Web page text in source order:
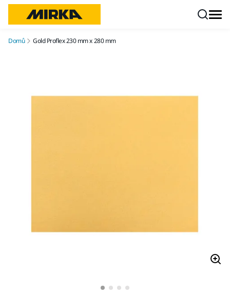
Domů Gold Proflex 230 mm x 280 mm